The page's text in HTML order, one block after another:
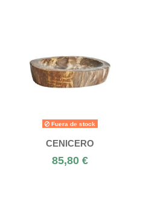
Fuera de stock
CENICERO
85,80 €